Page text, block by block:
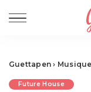
Guettapen › Musique
Future House